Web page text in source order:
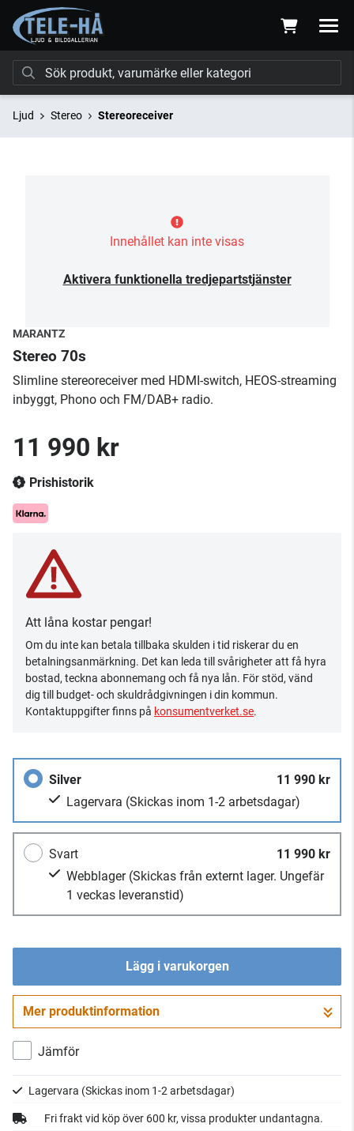
Ljud Stereo Stereoreceiver
Innehållet kan inte visas
Aktivera funktionella tredjepartstjänster
MARANTZ
Stereo 70s
Slimline stereoreceiver med HDMI-switch, HEOS-streaming
inbyggt, Phono och FM/DAB+ radio.
11 990 kr
Prishistorik
Att låna kostar pengar!
Om du inte kan betala tillbaka skulden i tid riskerar du en
betalningsanmärkning. Det kan leda till svårigheter att få hyra
bostad, teckna abonnemang och få nya lån. För stöd, vänd
dig till budget- och skuldrådgivningen i din kommun.
Kontaktuppgifter finns på konsumentverket.se.
Silver
11 990 kr
Lagervara (Skickas inom 1-2 arbetsdagar)
Svart
11 990 kr
Webblager (Skickas från externt lager. Ungefär
1 veckas leveranstid)
Lägg i varukorgen
Gå till kassan
Mer produktinformation
Jämför
Lagervara (Skickas inom 1-2 arbetsdagar)
Fri frakt vid köp över 600 kr, vissa produkter undantagna.